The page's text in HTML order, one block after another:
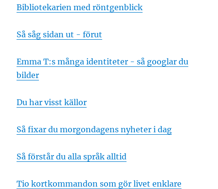
Bibliotekarien med röntgenblick
Så såg sidan ut - förut
Emma T:s många identiteter - så googlar du
bilder
Du har visst källor
Så fixar du morgondagens nyheter i dag
Så förstår du alla språk alltid
Tio kortkommandon som gör livet enklare